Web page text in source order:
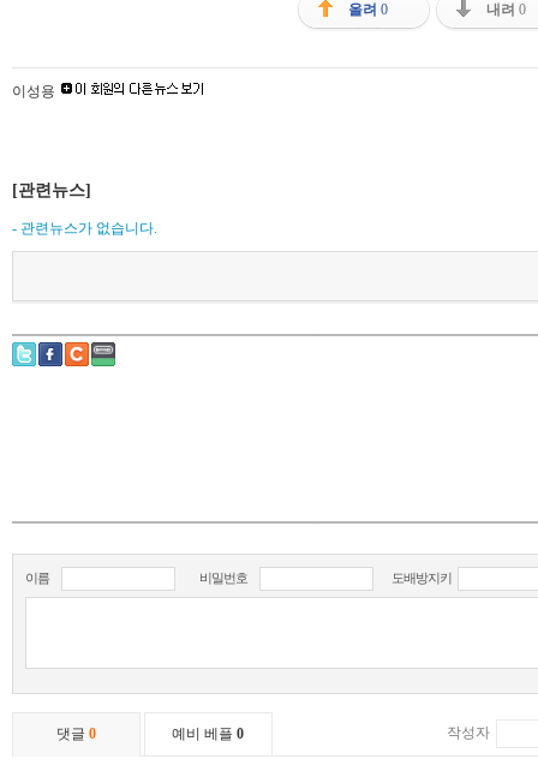
올려 0 내려 0
이성용
[관련뉴스]
- 관련뉴스가 없습니다.